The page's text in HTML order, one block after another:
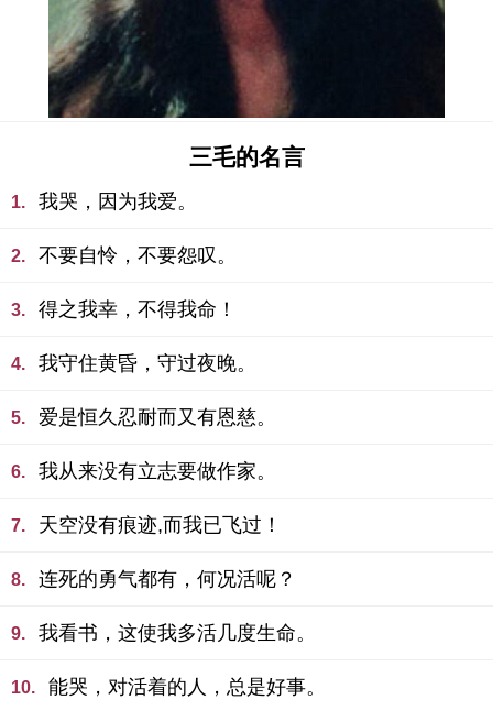
三毛的名言
1. 我哭，因为我爱。
2. 不要自怜，不要怨叹。
3. 得之我幸，不得我命！
4. 我守住黄昏，守过夜晚。
5. 爱是恒久忍耐而又有恩慈。
6. 我从来没有立志要做作家。
7. 天空没有痕迹,而我已飞过！
8. 连死的勇气都有，何况活呢？
9. 我看书，这使我多活几度生命。
10. 能哭，对活着的人，总是好事。